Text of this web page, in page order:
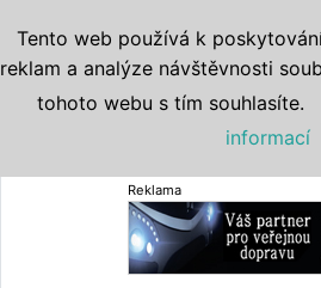
Reklama
Tento web používá k
reklam a analýze návštěvnosti
tohoto webu s tím souhlasíte.
informací